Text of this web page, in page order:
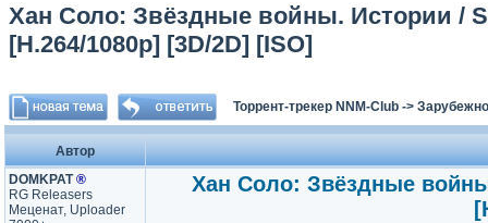
Хан Соло: Звёздные войны. Истории /
[H.264/1080p] [3D/2D] [ISO]
Торрент-трекер NNM-Club ->
Автор
DOMKPAT®
RG Releasers
Меценат, Uploader
Хан Соло: Звёздные